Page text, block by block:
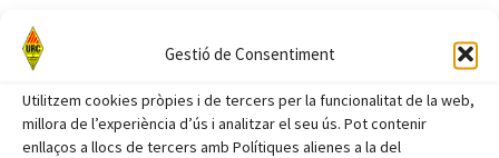
Gestió de Consentiment
Utilitzem cookies pròpies i de tercers per la funcionalitat de la web,
millora de l’experiència d’ús i analitzar el seu ús. Pot contenir
enllaços a llocs de tercers amb Polítiques alienes a la del
juny 2025
maig 2025